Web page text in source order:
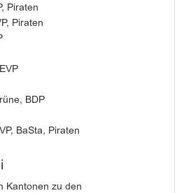
Piraten
Piraten
BDP
BaSta, Piraten
Kantonen zu den